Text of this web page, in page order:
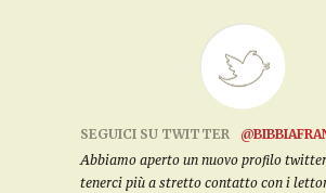
SEGUICI SU TWITTER
Abbiamo aperto un nuovo profilo
tenerci più a stretto contatto con i